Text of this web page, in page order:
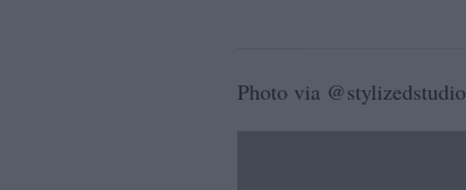
Photo via @stylizedstudio